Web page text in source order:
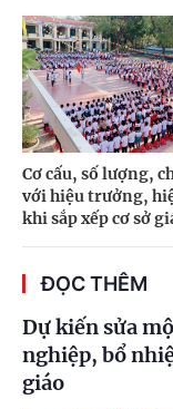
Cơ cấu, số lượng,
với hiệu trưởng,
khi sắp xếp cơ sở
ĐỌC THÊM
Dự kiến sửa
nghiệp, bổ
giáo